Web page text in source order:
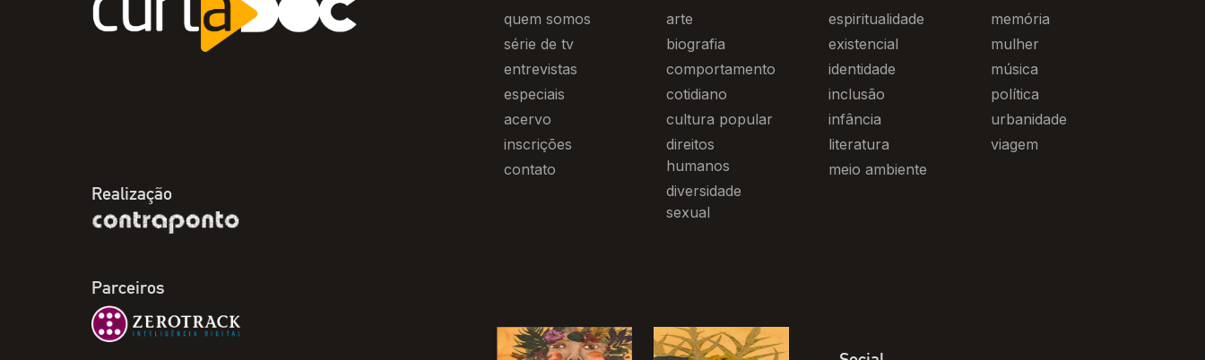
Realização
Parceiros
quem somos
série de tv
entrevistas
especiais
acervo
inscrições
contato
arte
biografia
comportamento
cotidiano
cultura popular
direitos
humanos
diversidade
sexual
espiritualidade
existencial
identidade
inclusão
infância
literatura
meio ambiente
memória
mulher
música
política
urbanidade
viagem